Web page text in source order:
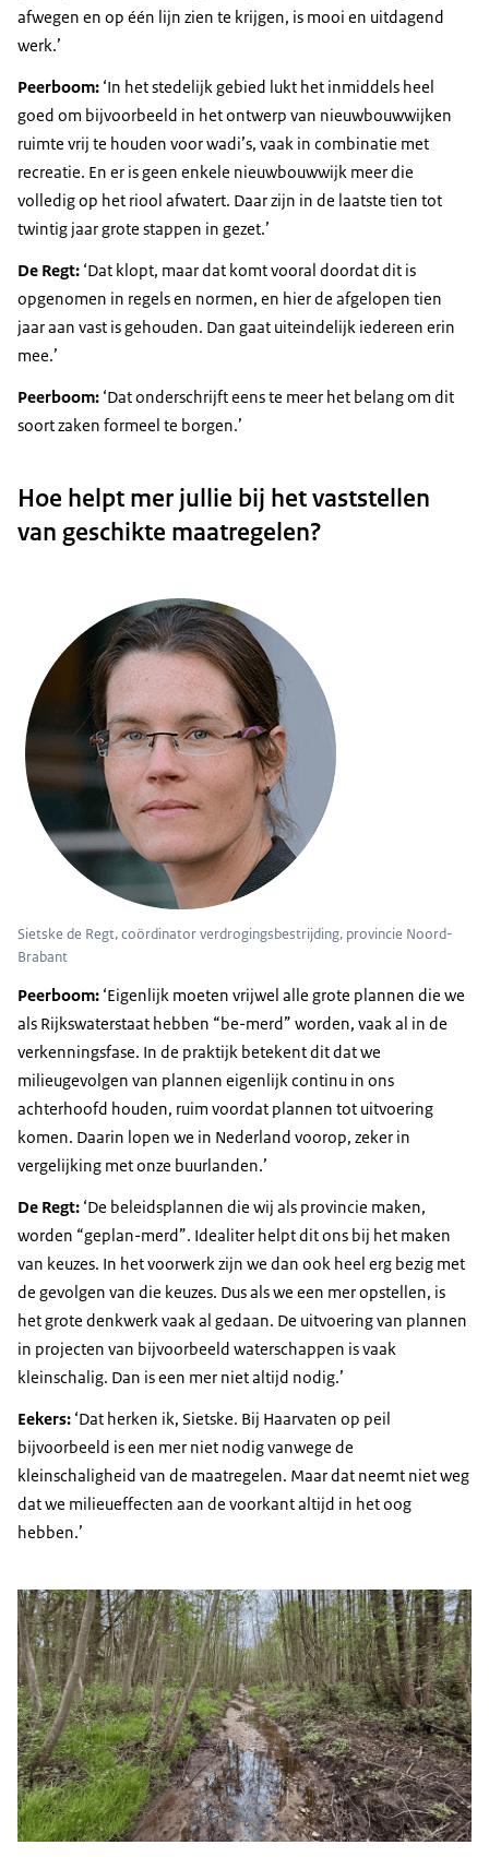
afwegen en op één lijn zien te krijgen, is mooi en uitdagend
werk.’
Peerboom: ‘In het stedelijk gebied lukt het inmiddels heel
goed om bijvoorbeeld in het ontwerp van nieuwbouwwijken
ruimte vrij te houden voor wadi’s, vaak in combinatie met
recreatie. En er is geen enkele nieuwbouwwijk meer die
volledig op het riool afwatert. Daar zijn in de laatste tien tot
twintig jaar grote stappen in gezet.’
De Regt: ‘Dat klopt, maar dat komt vooral doordat dit is
opgenomen in regels en normen, en hier de afgelopen tien
jaar aan vast is gehouden. Dan gaat uiteindelijk iedereen erin
mee.’
Peerboom: ‘Dat onderschrijft eens te meer het belang om dit
soort zaken formeel te borgen.’
Hoe helpt mer jullie bij het vaststellen
van geschikte maatregelen?
Sietske de Regt, coördinator verdrogingsbestrijding, provincie Noord-
Brabant
Peerboom: ‘Eigenlijk moeten vrijwel alle grote plannen die we
als Rijkswaterstaat hebben “be-merd” worden, vaak al in de
verkenningsfase. In de praktijk betekent dit dat we
milieugevolgen van plannen eigenlijk continu in ons
achterhoofd houden, ruim voordat plannen tot uitvoering
komen. Daarin lopen we in Nederland voorop, zeker in
vergelijking met onze buurlanden.’
De Regt: ‘De beleidsplannen die wij als provincie maken,
worden “geplan-merd”. Idealiter helpt dit ons bij het maken
van keuzes. In het voorwerk zijn we dan ook heel erg bezig met
de gevolgen van die keuzes. Dus als we een mer opstellen, is
het grote denkwerk vaak al gedaan. De uitvoering van plannen
in projecten van bijvoorbeeld waterschappen is vaak
kleinschalig. Dan is een mer niet altijd nodig.’
Eekers: ‘Dat herken ik, Sietske. Bij Haarvaten op peil
bijvoorbeeld is een mer niet nodig vanwege de
kleinschaligheid van de maatregelen. Maar dat neemt niet weg
dat we milieueffecten aan de voorkant altijd in het oog
hebben.’